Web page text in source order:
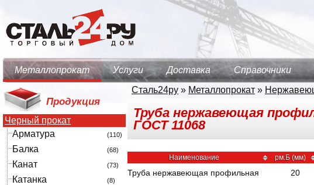
Металлопрокат Услуги Доставка Справочники
Продукция
Черный прокат
Арматура
(110)
Балка (68)
Канат (73)
Катанка (8)
Сталь24ру » Металлопрокат »
Труба нержавеющая
ГОСТ 11068
Наименование рм.Б (мм)
Труба нержавеющая профильная 20